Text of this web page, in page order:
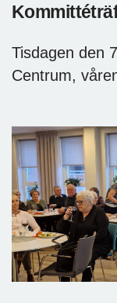
Tisdagen den
Centrum,